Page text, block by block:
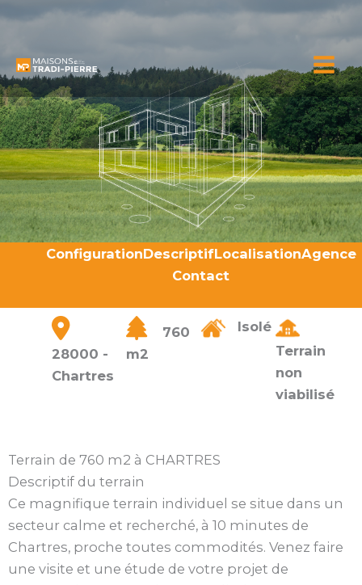
ConfigurationDescriptifLocalisationAgence
Contact
28000 -
Chartres
760
m2
Isolé
Terrain
non
viabilisé
Terrain de 760 m2 à CHARTRES
Descriptif du terrain
Ce magnifique terrain individuel se situe dans un
secteur calme et recherché, à 10 minutes de
Chartres, proche toutes commodités. Venez faire
une visite et une étude de votre projet de